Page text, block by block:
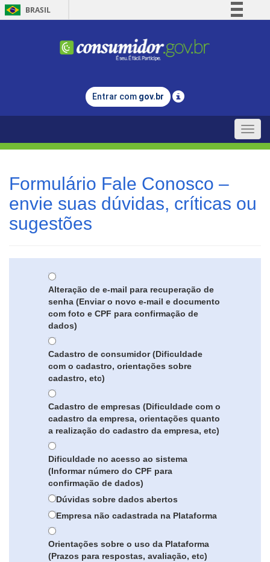
BRASIL
Comunica BR
Legislação
Entrar com gov.br
Toggle
Formulário Fale Conosco –
envie suas dúvidas, críticas ou
sugestões
Alteração de e-mail para recuperação de
senha (Enviar o novo e-mail e documento
com foto e CPF para confirmação de
dados)
Cadastro de consumidor (Dificuldade
com o cadastro, orientações sobre
cadastro, etc)
Cadastro de empresas (Dificuldade com o
cadastro da empresa, orientações quanto
a realização do cadastro da empresa, etc)
Dificuldade no acesso ao sistema
(Informar número do CPF para
confirmação de dados)
Dúvidas sobre dados abertos
Empresa não cadastrada na Plataforma
Orientações sobre o uso da Plataforma
(Prazos para respostas, avaliação, etc)